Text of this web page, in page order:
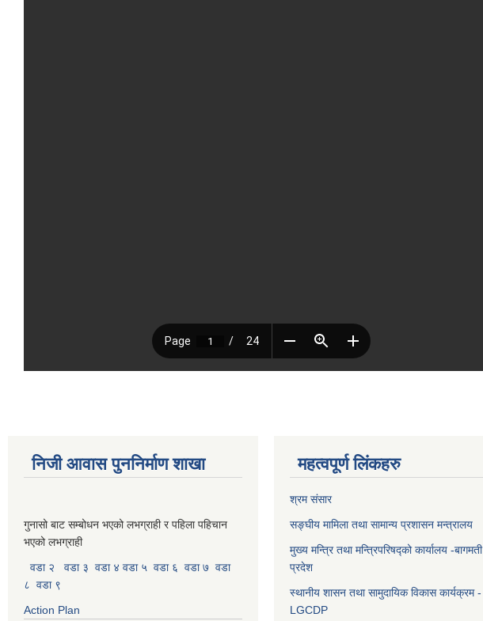
निजी आवास पुननिर्माण शाखा
गुनासो बाट सम्बोधन भएको लभग्राही र पहिला पहिचान
भएको लभग्राही
वडा २
वडा ३ वडा ४ वडा ५ वडा ६ वडा ७ वडा
८ वडा ९
Action Plan
महत्वपूर्ण लिंकहरु
श्रम संसार
सङ्घीय मामिला तथा सामान्य प्रशासन मन्त्रालय
मुख्य मन्त्रि तथा मन्त्रिपरिषद्को कार्यालय -बागमती
प्रदेश
स्थानीय शासन तथा सामुदायिक विकास कार्यक्रम -
LGCDP